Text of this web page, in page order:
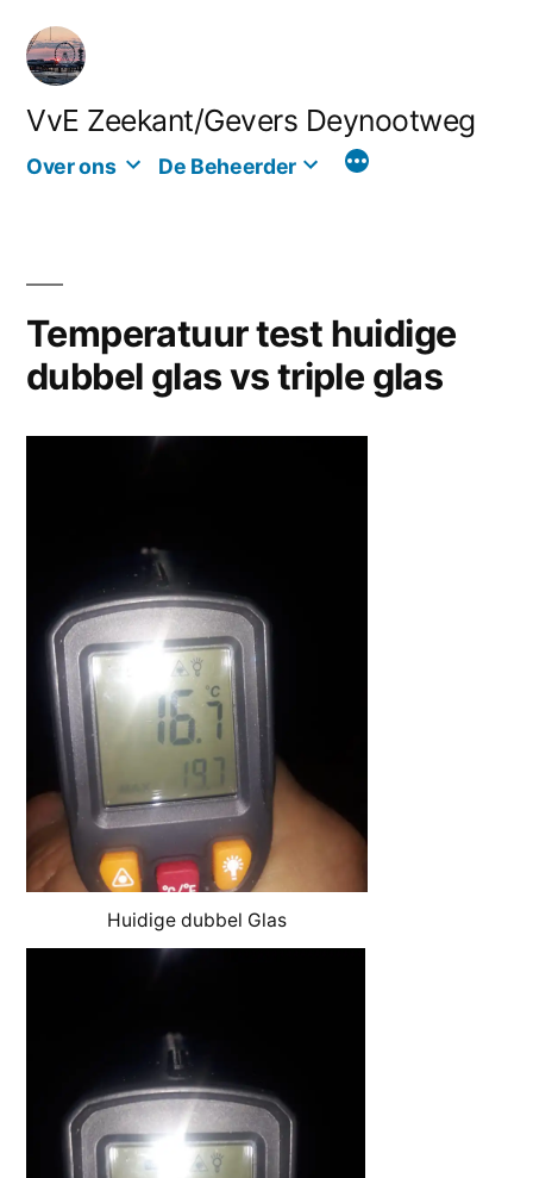
naar
inhoud
VvE Zeekant/Gevers Deynootweg
Over ons De Beheerder
Temperatuur test huidige
dubbel glas vs triple glas
Huidige dubbel Glas